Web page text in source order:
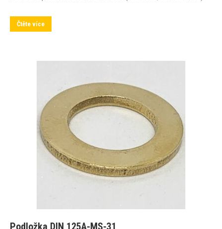
Čtěte více
Podložka DIN 125A-MS-31